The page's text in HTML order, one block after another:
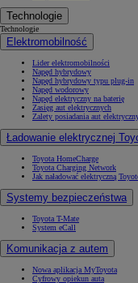
Technologie
Technologie
Elektromobilność
Lider elektromobilności
Napęd hybrydowy
Napęd hybrydowy typu plug-in
Napęd wodorowy
Napęd elektryczny na baterię
Zasięg aut elektrycznych
Zalety posiadania aut
Ładowanie elektrycznej
Toyota HomeCharge
Toyota Charging Network
Jak naładować elektryczną
Systemy bezpieczeństwa
Toyota T-Mate
System eCall
Komunikacja z autem
Nowa aplikacja MyToyota
Cyfrowy opiekun auta